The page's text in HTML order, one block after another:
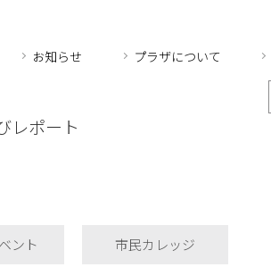
お知らせ プラザについて
レポート
ント 市民カレッジ